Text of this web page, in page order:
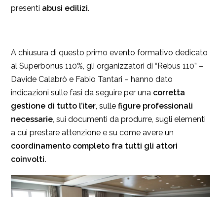
presenti abusi edilizi.
A chiusura di questo primo evento formativo dedicato
al Superbonus 110%, gli organizzatori di “Rebus 110” –
Davide Calabrò e Fabio Tantari – hanno dato
indicazioni sulle fasi da seguire per una corretta
gestione di tutto l’iter , sulle figure professionali
necessarie , sui documenti da produrre, sugli elementi
a cui prestare attenzione e su come avere un
coordinamento completo fra tutti gli attori
coinvolti.